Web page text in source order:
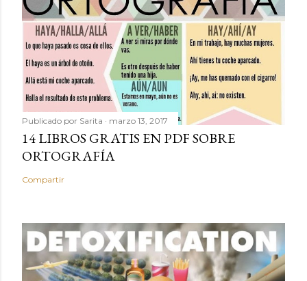
Publicado por Sarita marzo 13, 2017
14 LIBROS GRATIS EN PDF SOBRE
ORTOGRAFÍA
Compartir